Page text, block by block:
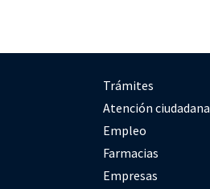
Trámites
Atención ciudadana
Empleo
Farmacias
Empresas